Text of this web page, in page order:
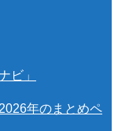
ビ」
年のまとめペ